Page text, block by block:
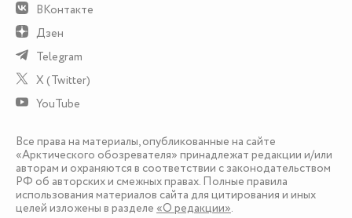
ВКонтакте
Дзен
Telegram
X (Twitter)
YouTube
Все права на материалы, опубликованные на сайте
«Арктического обозревателя» принадлежат редакции и/или
авторам и охраняются в соответствии с законодательством
РФ об авторских и смежных правах. Полные правила
использования материалов сайта для цитирования и иных
целей изложены в разделе «О редакции».